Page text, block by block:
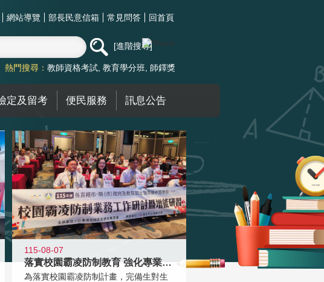
網站導覽 部長民意信箱 常見問答 回首頁
進階搜尋
熱門搜尋： 教師資格考試 教育學分班 師鐸獎
定及留考 便民服務 訊息公告
115-08-07
落實校園霸凌防制教育 強化專業知能
為落實校園霸凌防制計畫，完備生對生